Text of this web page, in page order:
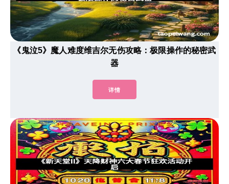
《鬼泣5》魔人难度维吉尔无伤攻略：极限操作的秘密武
器
详情